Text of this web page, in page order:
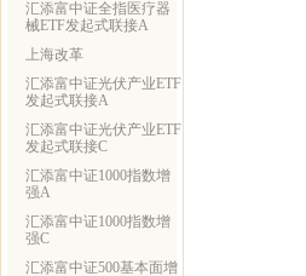
汇添富中证全指医疗器
械ETF发起式联接A
上海改革
汇添富中证光伏产业ETF
发起式联接A
汇添富中证光伏产业ETF
发起式联接C
汇添富中证1000指数增
强A
汇添富中证1000指数增
强C
汇添富中证500基本面增